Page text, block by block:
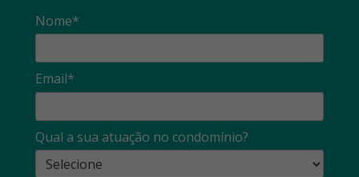
Nome*
Email*
Qual a sua atuação no condomínio?